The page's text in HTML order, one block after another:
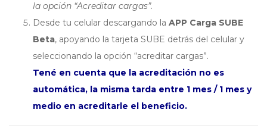
la opción “Acreditar cargas”.
Desde tu celular descargando la APP Carga SUBE
Beta, apoyando la tarjeta SUBE detrás del celular y
seleccionando la opción “acreditar cargas”.
Tené en cuenta que la acreditación no es
automática, la misma tarda entre 1 mes / 1 mes y
medio en acreditarle el beneficio.